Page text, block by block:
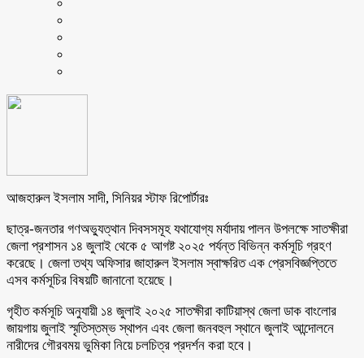
আজহারুল ইসলাম সাদী, সিনিয়র স্টাফ রিপোর্টারঃ
ছাত্র-জনতার গণঅভ্যুত্থান দিবসসমূহ যথাযোগ্য মর্যাদায় পালন উপলক্ষে সাতক্ষীরা
জেলা প্রশাসন ১৪ জুলাই থেকে ৫ আগষ্ট ২০২৫ পর্যন্ত বিভিন্ন কর্মসূচি গ্রহণ
করেছে। জেলা তথ্য অফিসার জাহারুল ইসলাম স্বাক্ষরিত এক প্রেসবিজ্ঞপ্তিতে
এসব কর্মসূচির বিষয়টি জানানো হয়েছে।
গৃহীত কর্মসূচি অনুযায়ী ১৪ জুলাই ২০২৫ সাতক্ষীরা কাটিয়াস্থ জেলা ডাক বাংলোর
জায়গায় জুলাই স্মৃতিস্তম্ভ স্থাপন এবং জেলা জনবহুল স্থানে জুলাই আন্দোলনে
নারীদের গৌরবময় ভুমিকা নিয়ে চলচিত্র প্রদর্শন করা হবে।